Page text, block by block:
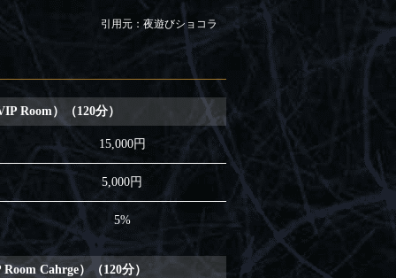
引用元：夜遊びショコラ
Room）（120分）
15,000円
5,000円
5%
Cahrge）（120分）